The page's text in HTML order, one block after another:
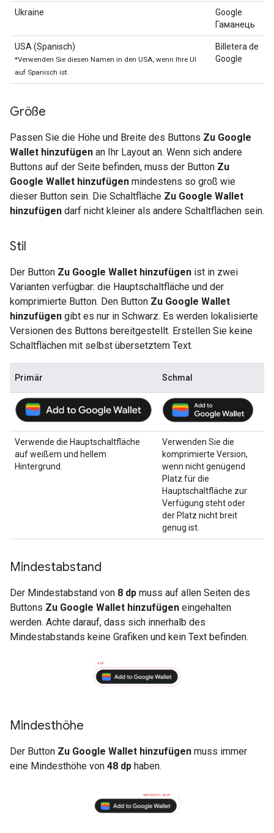
Ukraine
Google
Гаманець
USA (Spanisch)
*Verwenden Sie diesen Namen in den USA, wenn Ihre UI
auf Spanisch ist.
Billetera de
Google
Größe
Passen Sie die Höhe und Breite des Buttons Zu Google
Wallet hinzufügen an Ihr Layout an. Wenn sich andere
Buttons auf der Seite befinden, muss der Button Zu
Google Wallet hinzufügen mindestens so groß wie
dieser Button sein. Die Schaltfläche Zu Google Wallet
hinzufügen darf nicht kleiner als andere Schaltflächen sein.
Stil
Der Button Zu Google Wallet hinzufügen ist in zwei
Varianten verfügbar: die Hauptschaltfläche und der
komprimierte Button. Den Button Zu Google Wallet
hinzufügen gibt es nur in Schwarz. Es werden lokalisierte
Versionen des Buttons bereitgestellt. Erstellen Sie keine
Schaltflächen mit selbst übersetztem Text.
Primär Schmal
Verwende die Hauptschaltfläche
auf weißem und hellem
Hintergrund.
Verwenden Sie die
komprimierte Version,
wenn nicht genügend
Platz für die
Hauptschaltfläche zur
Verfügung steht oder
der Platz nicht breit
genug ist.
Mindestabstand
Der Mindestabstand von 8 dp muss auf allen Seiten des
Buttons Zu Google Wallet hinzufügen eingehalten
werden. Achte darauf, dass sich innerhalb des
Mindestabstands keine Grafiken und kein Text befinden.
Mindesthöhe
Der Button Zu Google Wallet hinzufügen muss immer
eine Mindesthöhe von 48 dp haben.